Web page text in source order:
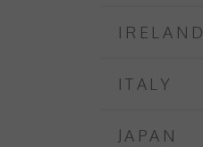
IRELAND
ITALY
JAPAN